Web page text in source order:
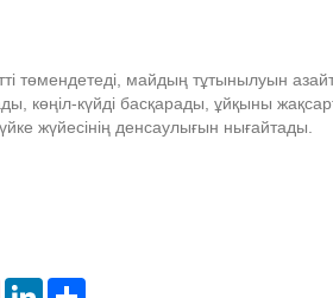
төмендетеді, майдың тұтынылуын
көңіл-күйді басқарады, ұйқыны
жүйесінің денсаулығын нығайтады.
PinterestLinkedInShare